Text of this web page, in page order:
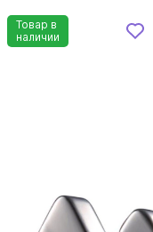
Товар в
наличии